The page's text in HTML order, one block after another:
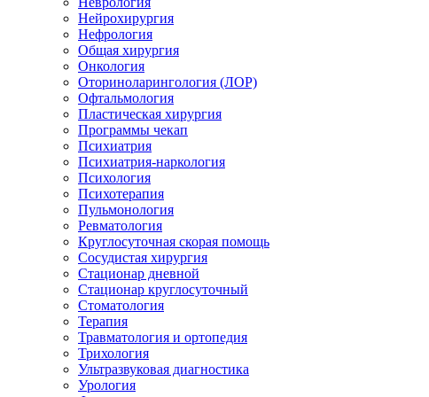
Нейрохирургия
Нефрология
Общая хирургия
Онкология
Оториноларингология (ЛОР)
Офтальмология
Пластическая хирургия
Программы чекап
Психиатрия
Психиатрия-наркология
Психология
Психотерапия
Пульмонология
Ревматология
Круглосуточная скорая помощь
Сосудистая хирургия
Стационар дневной
Стационар круглосуточный
Стоматология
Терапия
Травматология и ортопедия
Трихология
Ультразвуковая диагностика
Урология